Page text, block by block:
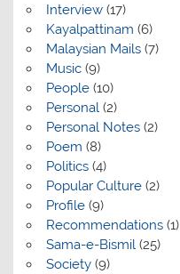
Interview(17)
Kayalpattinam (6)
Malaysian Mails(7)
Music(9)
People(10)
Personal (2)
Personal Notes(2)
Poem (8)
Politics(4)
Popular Culture(2)
Profile(9)
Recommendations(1)
Sama-e-Bismil (25)
Society(9)